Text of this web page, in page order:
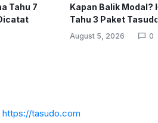
Tahu 7
Kapan Balik Modal?
Tahu 3 Paket
August 5, 2026 0
https://tasudo.com